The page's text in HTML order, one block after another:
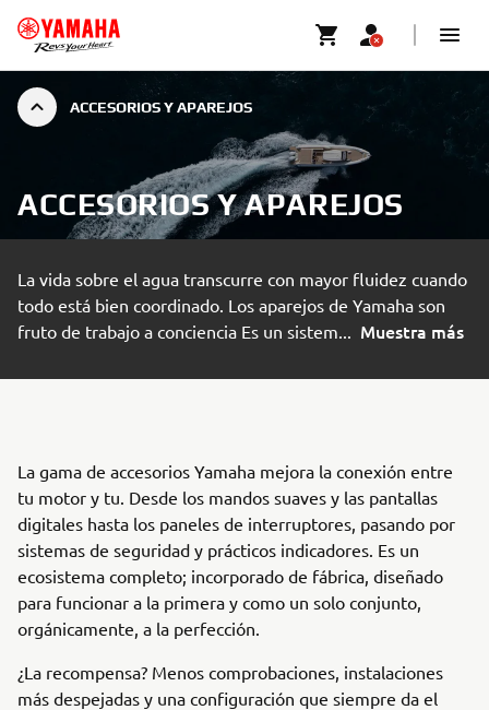
ACCESORIOS Y APAREJOS
ACCESORIOS Y APAREJOS
La vida sobre el agua transcurre con mayor fluidez cuando
todo está bien coordinado. Los aparejos de Yamaha son
fruto de trabajo a conciencia Es un sistem... Muestra más
La gama de accesorios Yamaha mejora la conexión entre
tu motor y tu. Desde los mandos suaves y las pantallas
digitales hasta los paneles de interruptores, pasando por
sistemas de seguridad y prácticos indicadores. Es un
ecosistema completo; incorporado de fábrica, diseñado
para funcionar a la primera y como un solo conjunto,
orgánicamente, a la perfección.
¿La recompensa? Menos comprobaciones, instalaciones
más despejadas y una configuración que siempre da el